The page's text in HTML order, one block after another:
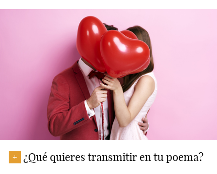
+ ¿Qué quieres transmitir en tu poema?